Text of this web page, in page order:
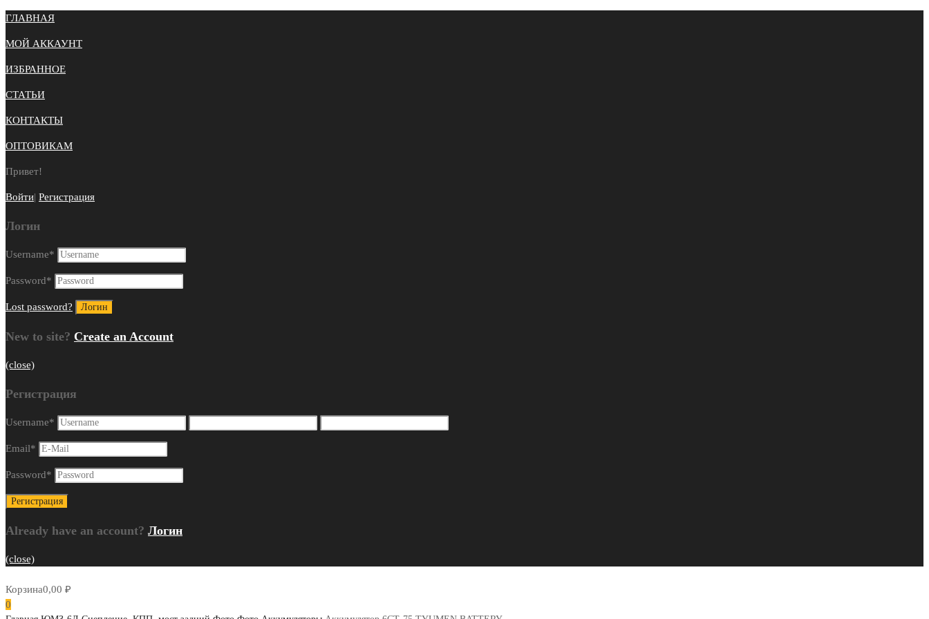
ГЛАВНАЯ
МОЙ АККАУНТ
ИЗБРАННОЕ
СТАТЬИ
КОНТАКТЫ
ОПТОВИКАМ
Привет!
Войти| Регистрация
Логин
Username*
Password*
Lost password?
New to site? Create an Account
(close)
Регистрация
Username*
Email*
Password*
Already have an account? Логин
(close)
Корзина0,00 ₽
0